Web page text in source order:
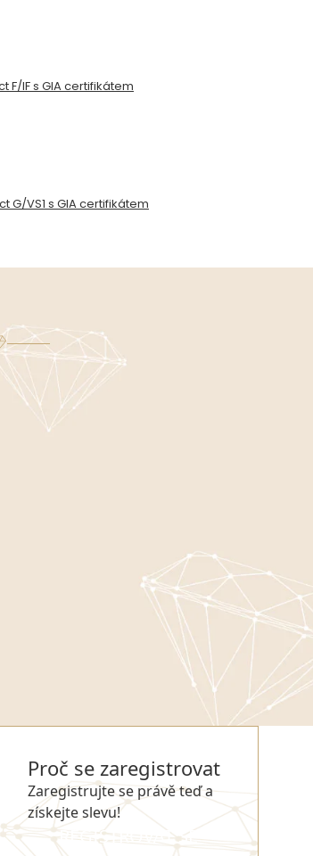
F/IF s GIA certifikátem
G/VS1 s GIA certifikátem
Proč se zaregistrovat
Zaregistrujte se právě teď a
získejte slevu!
REGISTROVAT SE